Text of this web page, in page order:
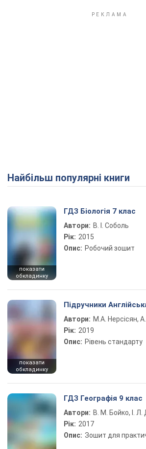
Найбільш популярні книги
показати
обкладинку
ГДЗ Біологія 7 клас
Автори: В. І. Соболь
Рік: 2015
Опис: Робочий зошит
показати
обкладинку
Підручники
Автори: М.А. Нерсісян,
Рік: 2019
Опис: Рівень стандарту
ГДЗ Географія 9 клас
Автори: В. М. Бойко, І. Л.
Рік: 2017
Опис: Зошит для